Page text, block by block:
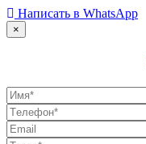
Написать в WhatsApp
×